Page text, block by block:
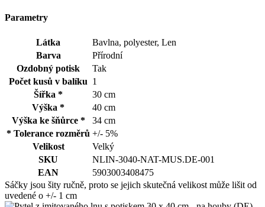
Parametry
Látka
Bavlna, polyester, Len
Barva
Přírodní
Ozdobný potisk
Tak
Počet kusů v balíku 1
Šířka *
30 cm
Výška *
40 cm
Výška ke šňůrce *
34 cm
* Tolerance rozměrů +/- 5%
Velikost
Velký
SKU
NLIN-3040-NAT-MUS.DE-001
EAN
5903003408475
Sáčky jsou šity ručně, proto se jejich skutečná velikost může lišit od
uvedené o +/- 1 cm